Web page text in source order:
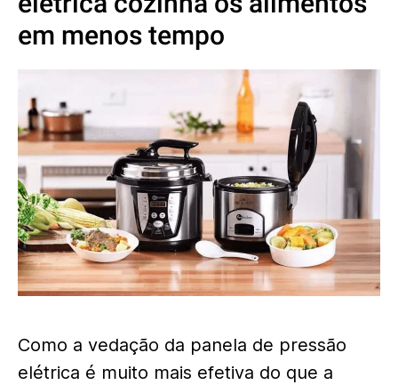
em menos tempo
Como a vedação da panela de pressão
elétrica é muito mais efetiva do que a